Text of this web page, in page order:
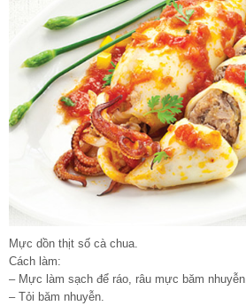
Mực dồn thịt số cà chua.
Cách làm:
– Mực làm sạch để ráo, râu mực băm nhuyễn.
– Tỏi băm nhuyễn.